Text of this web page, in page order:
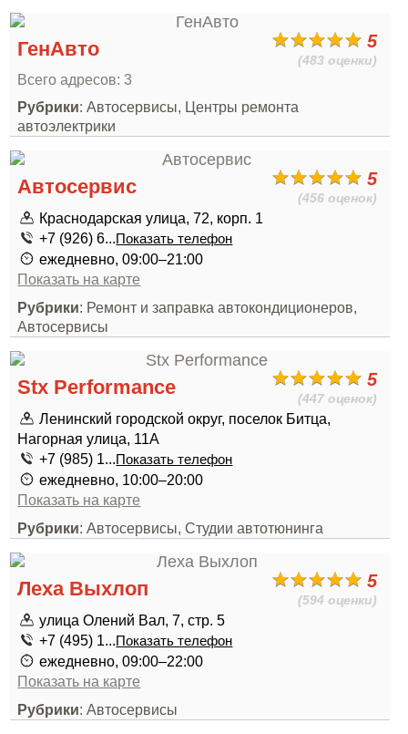
5
(483 оценки)
ГенАвто
Всего адресов: 3
Рубрики: Автосервисы, Центры ремонта
автоэлектрики
5
(456 оценок)
Автосервис
Краснодарская улица, 72, корп. 1
+7 (926) 6...Показать телефон
ежедневно, 09:00–21:00
Показать на карте
Рубрики: Ремонт и заправка автокондиционеров,
Автосервисы
5
(447 оценок)
Stx Performance
Ленинский городской округ, поселок Битца,
Нагорная улица, 11А
+7 (985) 1...Показать телефон
ежедневно, 10:00–20:00
Показать на карте
Рубрики: Автосервисы, Студии автотюнинга
5
(594 оценки)
Леха Выхлоп
улица Олений Вал, 7, стр. 5
+7 (495) 1...Показать телефон
ежедневно, 09:00–22:00
Показать на карте
Рубрики: Автосервисы